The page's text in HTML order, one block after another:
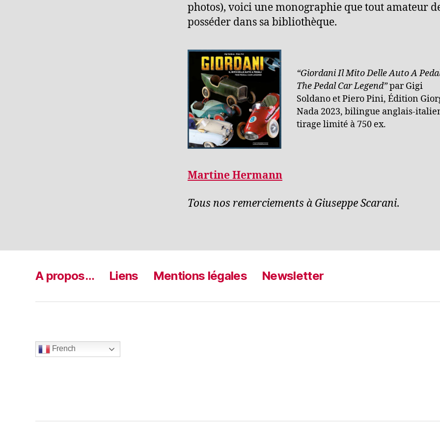
photos), voici une monographie que tout amateur
posséder dans sa bibliothèque.
“Giordani Il Mito Delle Auto A
The Pedal Car Legend”par Gigi
Soldano et Piero Pini, Édition
Nada 2023, bilingue anglais-
tirage limité à 750 ex.
Martine Hermann
Tous nos remerciements à Giuseppe Scarani.
A propos… Liens Mentions légales Newsletter
French